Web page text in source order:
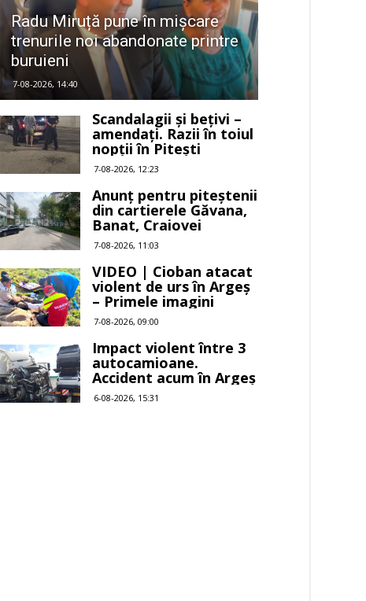
Radu Miruță pune în mișcare
trenurile noi abandonate printre
buruieni
7-08-2026, 14:40
Scandalagii și bețivi –
amendați. Razii în toiul
nopții în Pitești
7-08-2026, 12:23
Anunț pentru piteștenii
din cartierele Găvana,
Banat, Craiovei
7-08-2026, 11:03
VIDEO | Cioban atacat
violent de urs în Argeș
– Primele imagini
7-08-2026, 09:00
Impact violent între 3
autocamioane.
Accident acum în Argeș
6-08-2026, 15:31